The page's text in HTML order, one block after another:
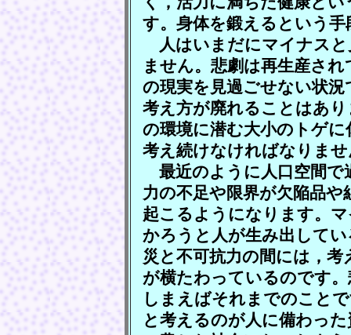
す。身体を鍛えるという
人はいまだにマイナスと
ません。悲劇は再生産さ
の現実を見過ごせない状
考え方が廃れることはあ
の環境に潜む大小のトゲ
考え続けなければなりませ
最近のように人口空間で
力の不足や限界が欠陥品
起こるようになります。
かろうと人が生み出して
災と不可抗力の間には，
が横たわっているのです
しまえばそれまでのこと
と考えるのが人に備わっ